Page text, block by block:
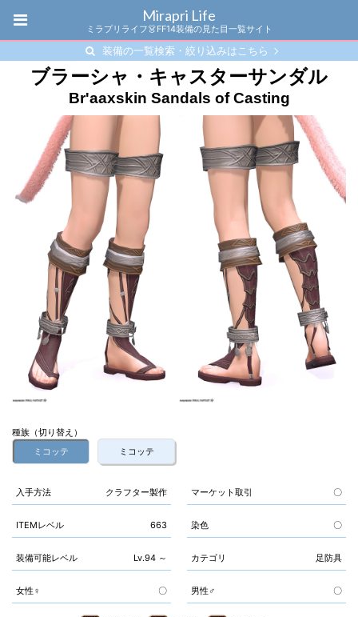
Mirapri Life
ミラプリライフ👗FF14装備の見た目一覧サイト
装備の一覧検索・絞り込みはこちら
ブラーシャ・キャスターサンダル
Br'aaxskin Sandals of Casting
種族（切り替え）
ミコッテ
ミコッテ
入手方法 クラフター製作 マーケット取引 〇
ITEMレベル 663 染色 〇
装備可能レベル Lv.94 ～ カテゴリ 足防具
女性♀ 〇 男性♂ 〇